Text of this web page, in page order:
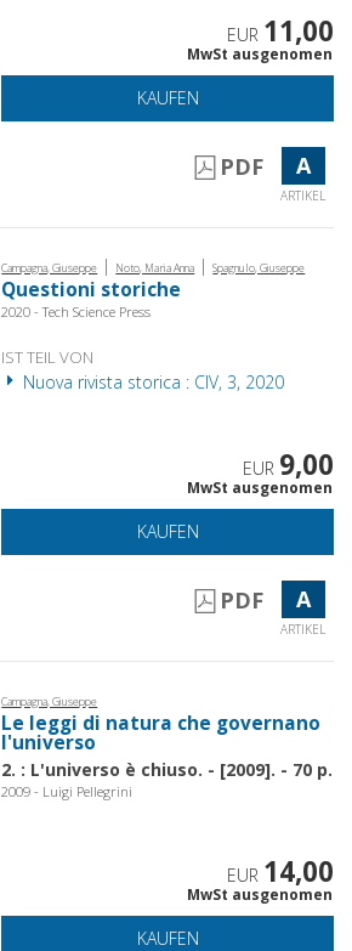
EUR 11,00
MwSt ausgenomen
KAUFEN
PDF A
ARTIKEL
Campagna, Giuseppe | Noto, Maria Anna | Spagnulo, Giuseppe
Questioni storiche
2020 - Tech Science Press
IST TEIL VON
Nuova rivista storica : CIV, 3, 2020
EUR 9,00
MwSt ausgenomen
KAUFEN
PDF A
ARTIKEL
Campagna, Giuseppe
Le leggi di natura che governano
l'universo
2. : L'universo è chiuso. - [2009]. - 70 p.
2009 - Luigi Pellegrini
EUR 14,00
MwSt ausgenomen
KAUFEN